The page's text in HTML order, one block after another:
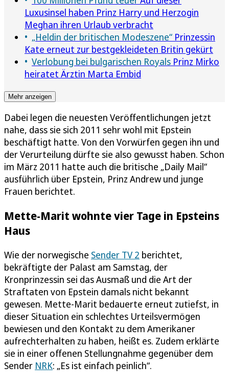
Luxusinsel haben Prinz Harry und Herzogin
Meghan ihren Urlaub verbracht
„Heldin der britischen Modeszene“ Prinzessin
Kate erneut zur bestgekleideten Britin gekürt
Verlobung bei bulgarischen Royals Prinz Mirko
heiratet Ärztin Marta Embid
Mehr anzeigen
Dabei legen die neuesten Veröffentlichungen jetzt
nahe, dass sie sich 2011 sehr wohl mit Epstein
beschäftigt hatte. Von den Vorwürfen gegen ihn und
der Verurteilung dürfte sie also gewusst haben. Schon
im März 2011 hatte auch die britische „Daily Mail“
ausführlich über Epstein, Prinz Andrew und junge
Frauen berichtet.
Mette-Marit wohnte vier Tage in Epsteins
Haus
Wie der norwegische Sender TV 2 berichtet,
bekräftigte der Palast am Samstag, der
Kronprinzessin sei das Ausmaß und die Art der
Straftaten von Epstein damals nicht bekannt
gewesen. Mette-Marit bedauerte erneut zutiefst, in
dieser Situation ein schlechtes Urteilsvermögen
bewiesen und den Kontakt zu dem Amerikaner
aufrechterhalten zu haben, heißt es. Zudem erklärte
sie in einer offenen Stellungnahme gegenüber dem
Sender NRK: „Es ist einfach peinlich“.